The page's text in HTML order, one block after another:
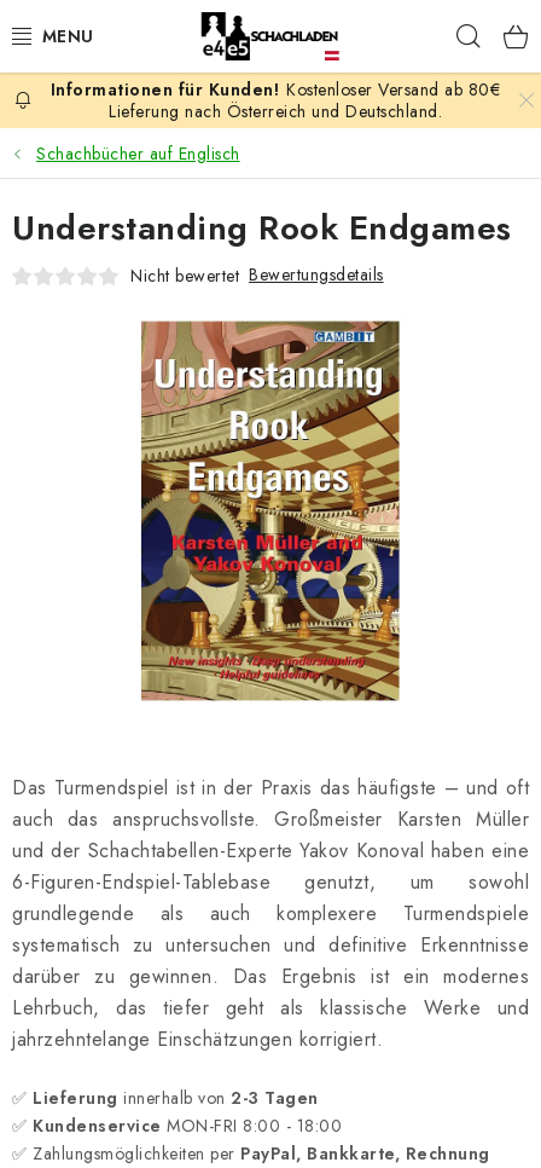
Inhalt
AKTION
SCHACHSPIELE
SCHACHFIGUREN
SCHACHBRETTER
SCHACHUHREN
SCHACHBÜCHER
SCHACH-ANTIQUITÄTENLADEN
SCHACH-MERCH
SCHACH GESCHENKE
KONTAKT
Kontakt FAQ Über uns
Schachblog
Geschäftsbedingungen
Kostenloser Versand ab 80€
Lieferung nach Österreich und Deutschland.
Schachbücher auf Englisch
Das Turmendspiel ist in der Praxis das häufigste – und oft
auch das anspruchsvollste. Großmeister Karsten Müller
und der Schachtabellen-Experte Yakov Konoval haben eine
6-Figuren-Endspiel-Tablebase genutzt, um sowohl
grundlegende als auch komplexere Turmendspiele
systematisch zu untersuchen und definitive Erkenntnisse
darüber zu gewinnen. Das Ergebnis ist ein modernes
Lehrbuch, das tiefer geht als klassische Werke und
jahrzehntelange Einschätzungen korrigiert.
✅ Lieferung innerhalb von 2-3 Tagen
✅ Kundenservice MON-FRI 8:00 - 18:00
✅ Zahlungsmöglichkeiten per PayPal, Bankkarte, Rechnung
Understanding Rook Endgames
Nicht bewertet Bewertungsdetails